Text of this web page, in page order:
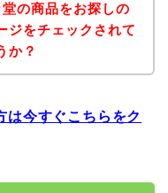
の商品をお探しの
ジをチェックされて
か？
は今すぐこちらをク